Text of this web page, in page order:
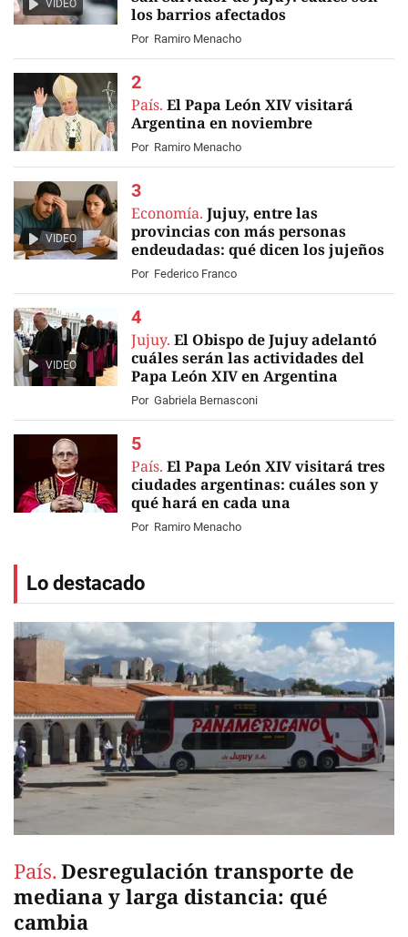
VIDEO
los barrios afectados
Por Ramiro Menacho
País. El Papa León XIV visitará
Argentina en noviembre
Por Ramiro Menacho
VIDEO
Economía. Jujuy, entre las
provincias con más personas
endeudadas: qué dicen los jujeños
Por Federico Franco
VIDEO
Jujuy. El Obispo de Jujuy adelantó
cuáles serán las actividades del
Papa León XIV en Argentina
Por Gabriela Bernasconi
País. El Papa León XIV visitará tres
ciudades argentinas: cuáles son y
qué hará en cada una
Por Ramiro Menacho
Lo destacado
País. Desregulación transporte de
mediana y larga distancia: qué
cambia